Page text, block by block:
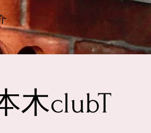
木clubT